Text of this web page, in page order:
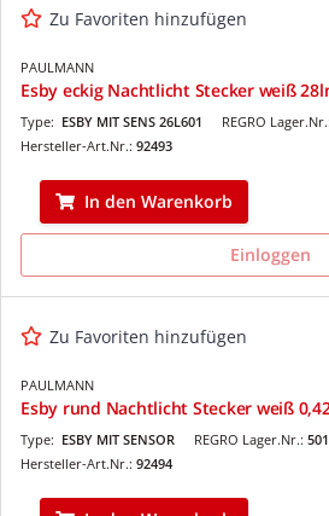
Zu Favoriten hinzufügen
PAULMANN
Esby eckig Nachtlicht Stecker weiß
REGRO Lager.Nr.:
Type: ESBY MIT SENS 26L601
Hersteller-Art.Nr.: 92493
In den Warenkorb
Einloggen
Zu Favoriten hinzufügen
PAULMANN
Esby rund Nachtlicht Stecker weiß
REGRO Lager.Nr.:
Type: ESBY MIT SENSOR
Hersteller-Art.Nr.: 92494